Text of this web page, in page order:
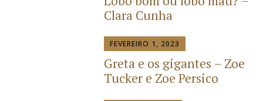
Clara Cunha
FEVEREIRO 1, 2023
Greta e os gigantes – Zoe
Tucker e Zoe Persico